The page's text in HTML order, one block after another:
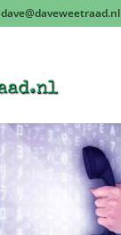
dave@daveweetraad.nl